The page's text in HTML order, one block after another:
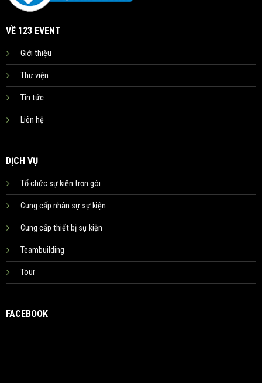
VỀ 123 EVENT
Giới thiệu
Thư viện
Tin tức
Liên hệ
DỊCH VỤ
Tổ chức sự kiện trọn gói
Cung cấp nhân sự sự kiện
Cung cấp thiết bị sự kiện
Teambuilding
Tour
FACEBOOK